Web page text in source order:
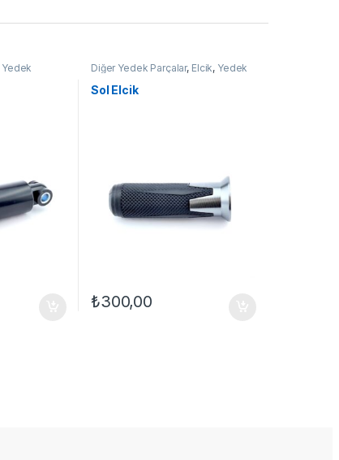
Yedek
Diğer Yedek Parçalar, Elcik, Yedek
Parçalar
Sol Elcik
₺300,00